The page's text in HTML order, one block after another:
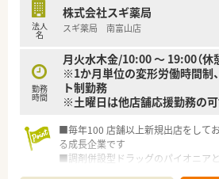
法人
名
株式会社スギ薬局
スギ薬局 南富山店
勤務
時間
月火水木金/10:00 ～ 19:00（休
※1か月単位の変形労働時間制
ト制勤務
※土曜日は他店舗応援勤務の
■毎年100 店舗以上新規出店をして
る成長企業です
■調剤併設型ドラッグのパイオニアと